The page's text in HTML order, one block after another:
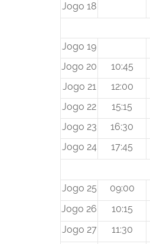
Jogo 18
Jogo 19
Jogo 20
10:45
Jogo 21
12:00
Jogo 22
15:15
Jogo 23
16:30
Jogo 24
17:45
Jogo 25
09:00
Jogo 26
10:15
Jogo 27
11:30